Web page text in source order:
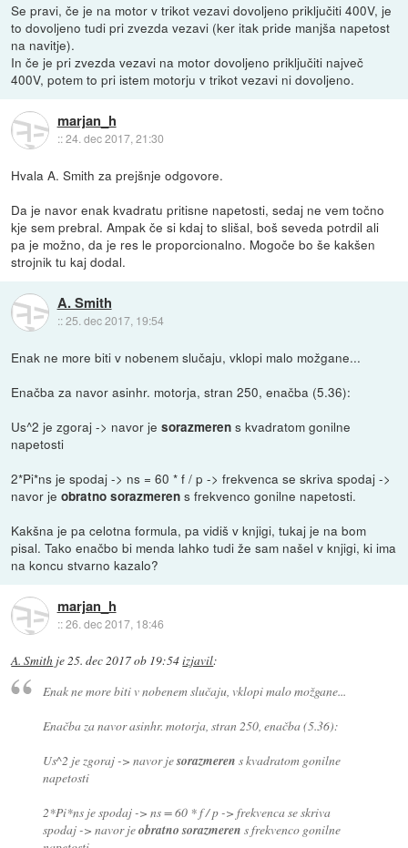
Se pravi, če je na motor v trikot vezavi dovoljeno priključiti 400V, je
to dovoljeno tudi pri zvezda vezavi (ker itak pride manjša napetost
na navitje).
In če je pri zvezda vezavi na motor dovoljeno priključiti največ
400V, potem to pri istem motorju v trikot vezavi ni dovoljeno.
marjan_h
::24. dec 2017, 21:30
Hvala A. Smith za prejšnje odgovore.
Da je navor enak kvadratu pritisne napetosti, sedaj ne vem točno
kje sem prebral. Ampak če si kdaj to slišal, boš seveda potrdil ali
pa je možno, da je res le proporcionalno. Mogoče bo še kakšen
strojnik tu kaj dodal.
A. Smith
::25. dec 2017, 19:54
Enak ne more biti v nobenem slučaju, vklopi malo možgane...
Enačba za navor asinhr. motorja, stran 250, enačba (5.36):
Us^2 je zgoraj -> navor jesorazmeren s kvadratom gonilne
napetosti
2*Pi*ns je spodaj -> ns = 60 * f / p -> frekvenca se skriva spodaj ->
navor jeobratno sorazmeren s frekvenco gonilne napetosti.
Kakšna je pa celotna formula, pa vidiš v knjigi, tukaj je na bom
pisal. Tako enačbo bi menda lahko tudi že sam našel v knjigi, ki ima
na koncu stvarno kazalo?
marjan_h
::26. dec 2017, 18:46
A. Smith je25. dec 2017 ob 19:54izjavil:
Enak ne more biti v nobenem slučaju, vklopi malo možgane...
Enačba za navor asinhr. motorja, stran 250, enačba (5.36):
Us^2 je zgoraj -> navor jesorazmeren s kvadratom gonilne
napetosti
2*Pi*ns je spodaj -> ns = 60 * f / p -> frekvenca se skriva
spodaj -> navor jeobratno sorazmeren s frekvenco gonilne